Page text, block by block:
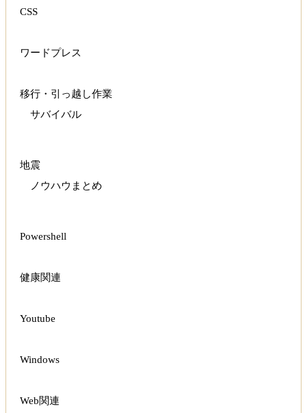
CSS
ワードプレス
移行・引っ越し作業
サバイバル
地震
ノウハウまとめ
Powershell
健康関連
Youtube
Windows
Web関連